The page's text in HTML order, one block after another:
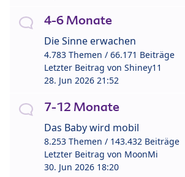
4-6 Monate
Die Sinne erwachen
4.783 Themen / 66.171 Beiträge
Letzter Beitrag von Shiney11
28. Jun 2026 21:52
7-12 Monate
Das Baby wird mobil
8.253 Themen / 143.432 Beiträge
Letzter Beitrag von MoonMi
30. Jun 2026 18:20